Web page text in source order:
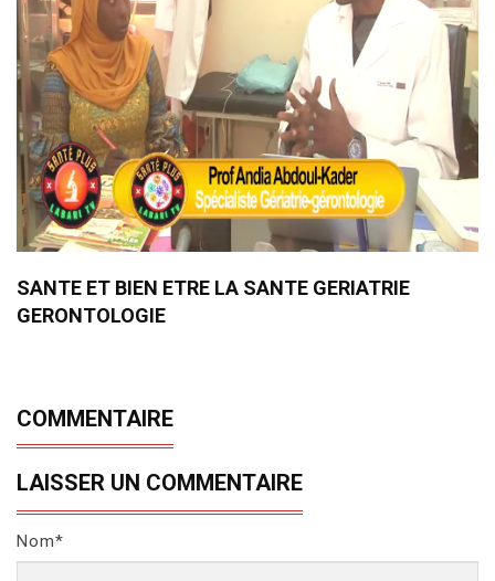
SANTE ET BIEN ETRE LA SANTE GERIATRIE
GERONTOLOGIE
COMMENTAIRE
LAISSER UN COMMENTAIRE
Nom*